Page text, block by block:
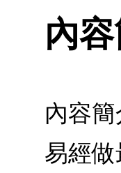
內
內容
易經